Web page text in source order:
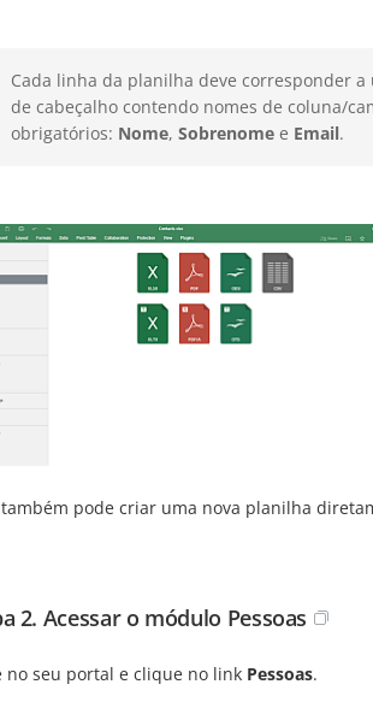
Cada linha da planilha deve corresponder
de cabeçalho contendo nomes de coluna/
obrigatórios: Nome, Sobrenome e Email.
também pode criar uma nova planilha
2. Acessar o módulo Pessoas
no seu portal e clique no link Pessoas.